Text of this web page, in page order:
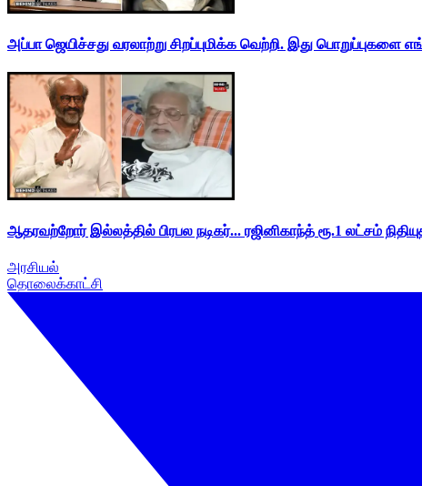
அப்பா ஜெயிச்சது வரலாற்று சிறப்புமிக்க வெற்றி. இது
ஆதரவற்றோர் இல்லத்தில் பிரபல நடிகர்... ரஜினிகாந்த் ரூ.1 லட்சம்
அரசியல்
தொலைக்காட்சி